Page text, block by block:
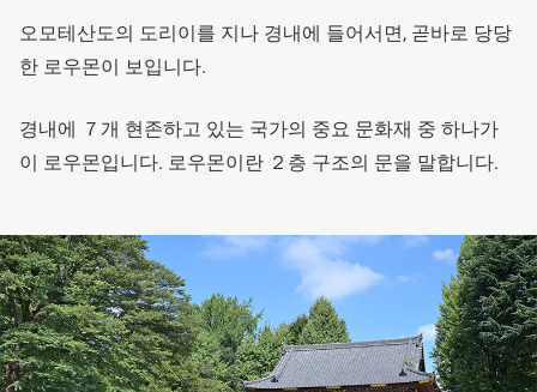
오모테산도의 도리이를 지나 경내에 들어서면, 곧바로 당당
한 로우몬이 보입니다.
경내에 ７개 현존하고 있는 국가의 중요 문화재 중 하나가
이 로우몬입니다. 로우몬이란 ２층 구조의 문을 말합니다.